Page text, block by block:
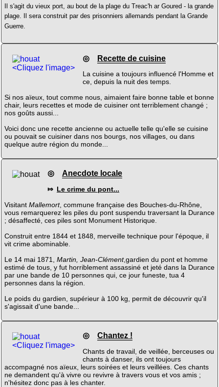
Il s'agit du vieux port, au bout de la plage du Treac'h ar Goured - la grande
plage. Il sera construit par des prisonniers allemands pendant la Grande
Guerre.
<Cliquez l'image>
◎ Recette de cuisine
La cuisine a toujours influencé l'Homme et
ce, depuis la nuit des temps.
Si nos aïeux, tout comme nous, aimaient faire bonne table et bonne
chair, leurs recettes et mode de cuisiner ont terriblement changé ;
nos goûts aussi...
Voici donc une recette ancienne ou actuelle telle qu'elle se cuisine
ou pouvait se cuisiner dans nos bourgs, nos villages, ou dans
quelque autre région du monde...
◎ Anecdote locale
⤇ Le crime du pont...
Visitant Mallemort, commune française des Bouches-du-Rhône,
vous remarquerez les piles du pont suspendu traversant la Durance
; désaffecté, ces piles sont Monument Historique.
Construit entre 1844 et 1848, merveille technique pour l'époque, il
vit crime abominable.
Le 14 mai 1871, Martin, Jean-Clément,gardien du pont et homme
estimé de tous, y fut horriblement assassiné et jeté dans la Durance
par une bande de 10 personnes qui, ce jour funeste, tua 4
personnes dans la région.
Le poids du gardien, supérieur à 100 kg, permit de découvrir qu'il
s'agissait d'une bande...
<Cliquez l'image>
◎ Chantez !
Chants de travail, de veillée, berceuses ou
chants à danser, ils ont toujours
accompagné nos aïeux, leurs soirées et leurs veillées. Ces chants
ne demandent qu'à vivre ou revivre à travers vous et vos amis ;
n'hésitez donc pas à les chanter.